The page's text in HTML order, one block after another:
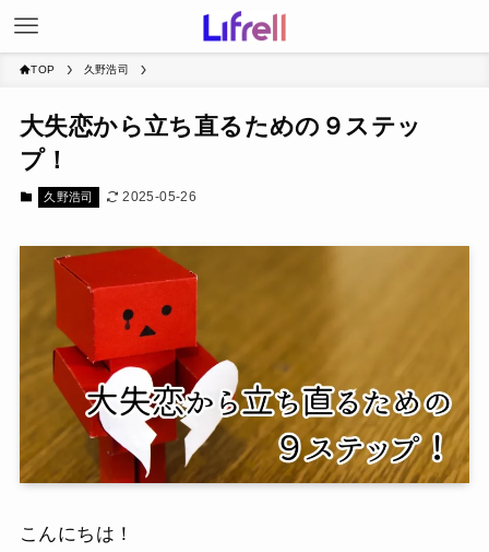
TOP 久野浩司
大失恋から立ち直るための９ステッ
プ！
久野浩司 2025-05-26
こんにちは！